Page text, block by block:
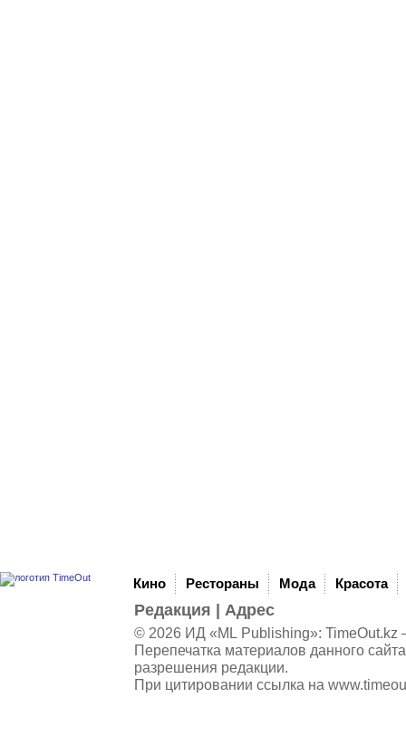
Кино Рестораны Мода Красота
Редакция Адрес
© 2026 ИД «ML Publishing»: TimeOut.kz
Перепечатка материалов данного
разрешения редакции.
При цитировании ссылка на